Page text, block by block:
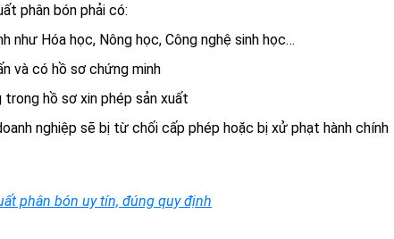
phân bón phải có:
như Hóa học, Nông học, Công nghệ sinh học…
và có hồ sơ chứng minh
hồ sơ xin phép sản xuất
nghiệp sẽ bị từ chối cấp phép hoặc bị xử phạt hành chính
phân bón uy tín, đúng quy định